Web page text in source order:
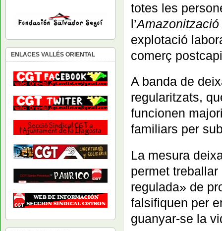
totes les
l’
explotació
comerç
A banda de
regularitzats,
funcionen
familiars per
La mesura
permet
regulada» de
falsifiquen per
guanyar-se la
ENLACES VALLÉS ORIENTAL